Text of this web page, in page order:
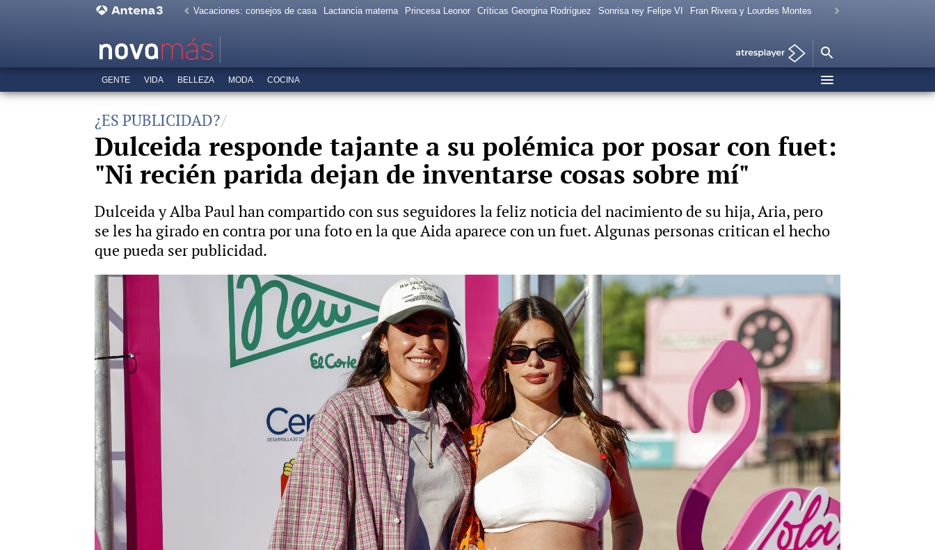
Vacaciones: consejos de casa Lactancia materna Princesa Leonor Críticas Georgina Rodríguez Sonrisa rey Felipe VI Fran Rivera y Lourdes Montes
GENTE VIDA BELLEZA MODA COCINA
¿ES PUBLICIDAD?
Dulceida responde tajante a su polémica por posar con fuet:
"Ni recién parida dejan de inventarse cosas sobre mí"
Dulceida y Alba Paul han compartido con sus seguidores la feliz noticia del nacimiento de su hija, Aria, pero
se les ha girado en contra por una foto en la que Aida aparece con un fuet. Algunas personas critican el hecho
que pueda ser publicidad.
La portada de Dulceida embarazada junto a Alba Paul: "La imagen de dos mujeres que se aman"